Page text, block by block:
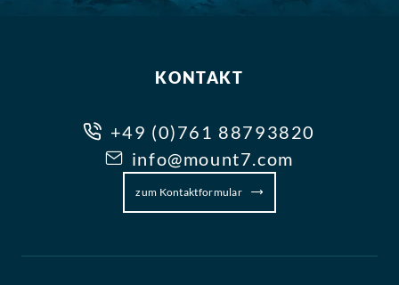
KONTAKT
+49 (0)761 88793820
info@mount7.com
zum Kontaktformular